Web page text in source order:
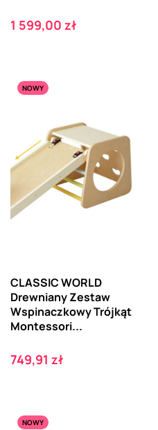
Cena
1 599,00 zł
NOWY
CLASSIC WORLD
Drewniany Zestaw
Wspinaczkowy Trójkąt
Montessori...
Cena
749,91 zł
NOWY